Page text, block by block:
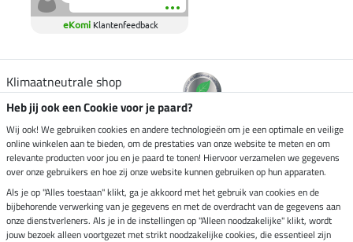
eKomi Klantenfeedback
Klimaatneutrale shop
Verzending per
Veilig betalen met
Heb jij ook een Cookie voor je paard?
Wij ook! We gebruiken cookies en andere technologieën om je een optimale en veilige
online winkelen aan te bieden, om de prestaties van onze website te meten en om
relevante producten voor jou en je paard te tonen! Hiervoor verzamelen we gegevens
over onze gebruikers en hoe zij onze website kunnen gebruiken op hun apparaten.
Als je op "Alles toestaan" klikt, ga je akkoord met het gebruik van cookies en de
bijbehorende verwerking van je gegevens en met de overdracht van de gegevens aan
onze dienstverleners. Als je in de instellingen op "Alleen noodzakelijke" klikt, wordt
jouw bezoek alleen voortgezet met strikt noodzakelijke cookies, die essentieel zijn